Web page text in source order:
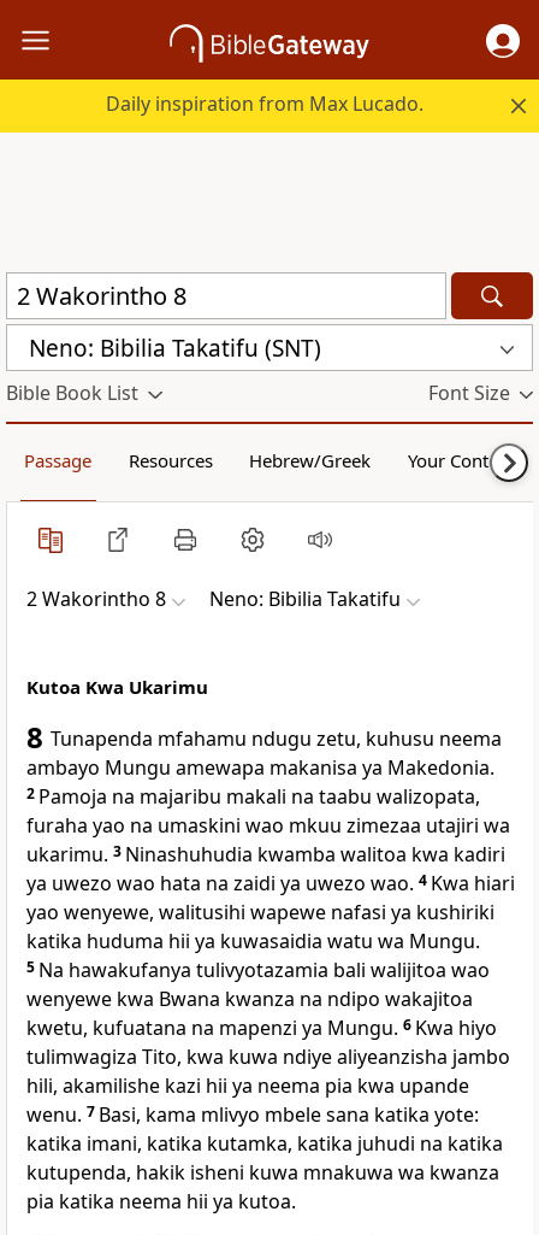
Daily inspiration from Max Lucado.
Neno: Bibilia Takatifu (SNT)
Bible Book List Font Size
Passage Resources Hebrew/Greek Your Content
2 Wakorintho 8 Neno: Bibilia Takatifu
Kutoa Kwa Ukarimu
8 Tunapenda mfahamu ndugu zetu, kuhusu neema
ambayo Mungu amewapa makanisa ya Makedonia.
2 Pamoja na majaribu makali na taabu walizopata,
furaha yao na umaskini wao mkuu zimezaa utajiri wa
ukarimu. 3 Ninashuhudia kwamba walitoa kwa kadiri
ya uwezo wao hata na zaidi ya uwezo wao. 4 Kwa hiari
yao wenyewe, walitusihi wapewe nafasi ya kushiriki
katika huduma hii ya kuwasaidia watu wa Mungu.
5 Na hawakufanya tulivyotazamia bali walijitoa wao
wenyewe kwa Bwana kwanza na ndipo wakajitoa
kwetu, kufuatana na mapenzi ya Mungu. 6 Kwa hiyo
tulimwagiza Tito, kwa kuwa ndiye aliyeanzisha jambo
hili, akamilishe kazi hii ya neema pia kwa upande
wenu. 7 Basi, kama mlivyo mbele sana katika yote:
katika imani, katika kutamka, katika juhudi na katika
kutupenda, hakik isheni kuwa mnakuwa wa kwanza
pia katika neema hii ya kutoa.